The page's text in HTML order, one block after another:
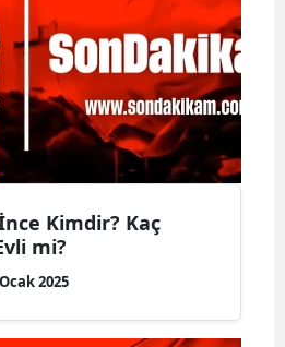
Kimdir? Kaç
mi?
2025